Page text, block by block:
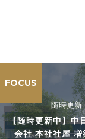
FOCUS
随時更新
【随時更新中】中
会社 本社社屋 増